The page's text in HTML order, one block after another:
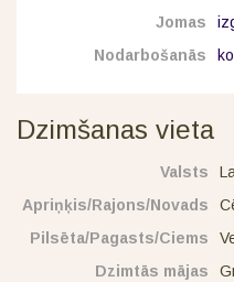
Jomas
Nodarbošanās
Dzimšanas vieta
Valsts
Apriņķis/Rajons/Novads
Pilsēta/Pagasts/Ciems
Dzimtās mājas